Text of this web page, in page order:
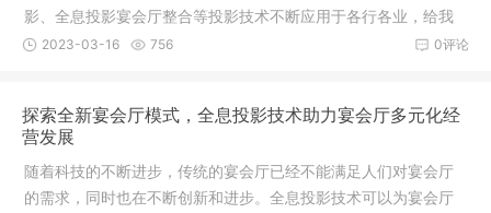
影、全息投影宴会厅整合等投影技术不断应用于各行各业，给我
们的生活带来了许多变化和美好。盘兴数智围绕产业元宇宙、空
数字乡村、数字博物馆
0评论
2023-03-16 756
探索全新宴会厅模式，全息投影技术助力宴会厅多元化经
营发展
随着科技的不断进步，传统的宴会厅已经不能满足人们对宴会厅
的需求，同时也在不断创新和进步。全息投影技术可以为宴会厅